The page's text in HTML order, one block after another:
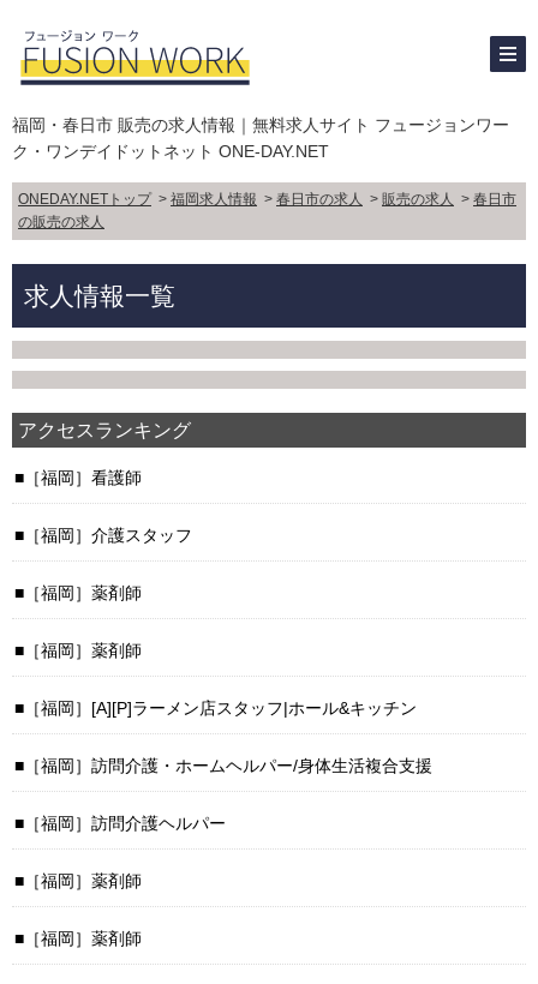
福岡・春日市 販売の求人情報｜無料求人サイト フュージョンワー
ク・ワンデイドットネット ONE-DAY.NET
ONEDAY.NETトップ > 福岡求人情報 > 春日市の求人 > 販売の求人 > 春日市
の販売の求人
求人情報一覧
アクセスランキング
［福岡］看護師
［福岡］介護スタッフ
［福岡］薬剤師
［福岡］薬剤師
［福岡］[A][P]ラーメン店スタッフ|ホール&キッチン
［福岡］訪問介護・ホームヘルパー/身体生活複合支援
［福岡］訪問介護ヘルパー
［福岡］薬剤師
［福岡］薬剤師